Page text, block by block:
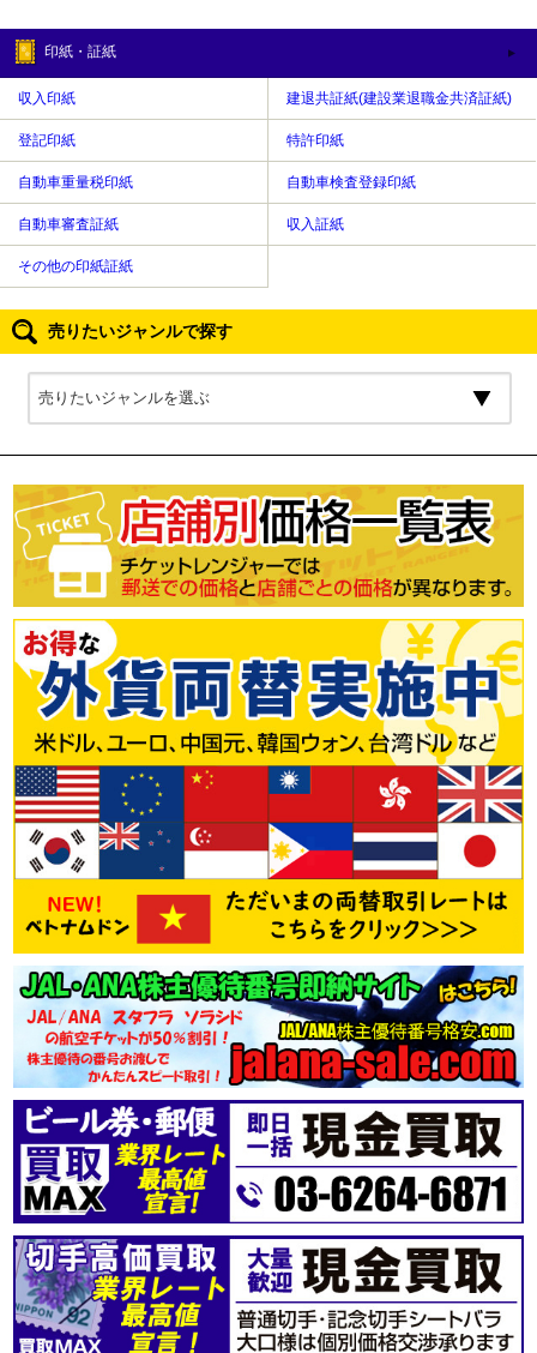
印紙・証紙
収入印紙 建退共証紙(建設業退職金共済証紙)
登記印紙 特許印紙
自動車重量税印紙 自動車検査登録印紙
自動車審査証紙 収入証紙
その他の印紙証紙
売りたいジャンルで探す